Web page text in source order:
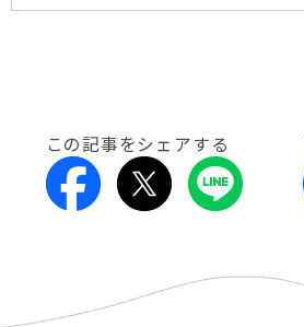
この記事をシェアする